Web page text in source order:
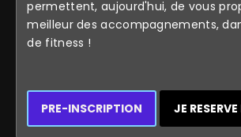
permettent, aujourd'hui, de vous
meilleur des accompagnements,
de fitness !
PRE-INSCRIPTION JE